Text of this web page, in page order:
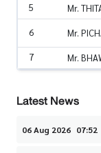
5
Mr.
6 Mr.
7
Mr.
Latest News
06 Aug 2026 07:52